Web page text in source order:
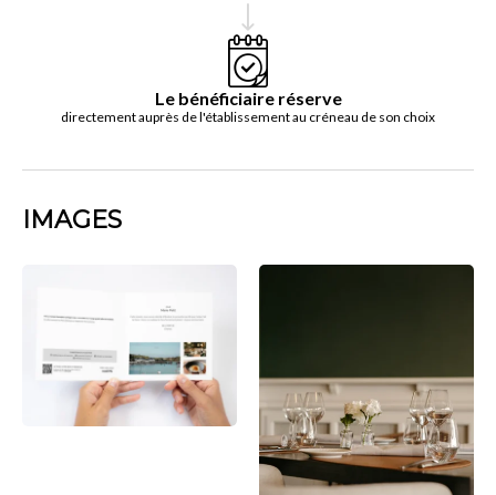
Le bénéficiaire réserve
directement auprès de l'établissement au créneau de son choix
IMAGES